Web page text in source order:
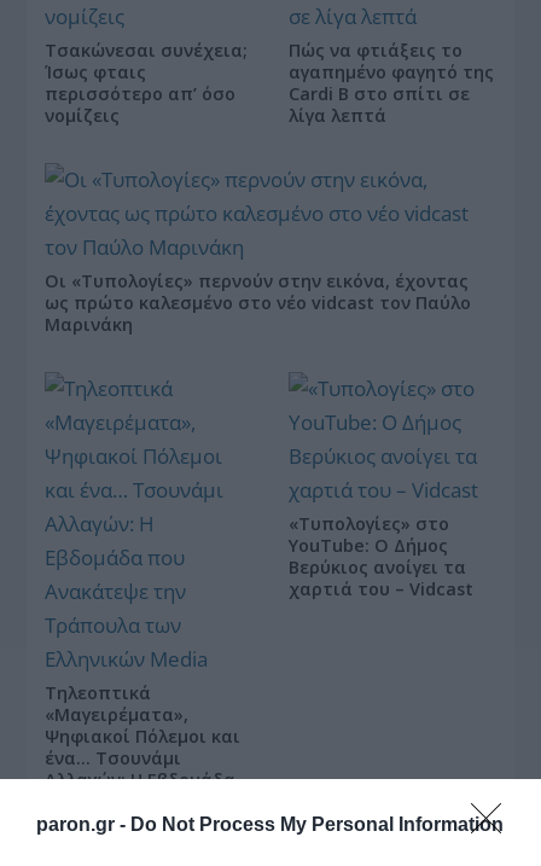
paron.gr - Do Not Process My Personal Information
Τσακώνεσαι συνέχεια;
Ίσως φταις
περισσότερο απ’ όσο
νομίζεις
Πώς να φτιάξεις το
αγαπημένο φαγητό της
Cardi B στο σπίτι σε
λίγα λεπτά
Οι «Τυπολογίες» περνούν στην εικόνα, έχοντας
ως πρώτο καλεσμένο στο νέο vidcast τον Παύλο
Μαρινάκη
Τηλεοπτικά
«Μαγειρέματα»,
Ψηφιακοί Πόλεμοι και
ένα… Τσουνάμι
Αλλαγών: Η Εβδομάδα
Τράπουλα των
«Τυπολογίες» στο
YouTube: Ο Δήμος
Βερύκιος ανοίγει τα
χαρτιά του – Vidcast